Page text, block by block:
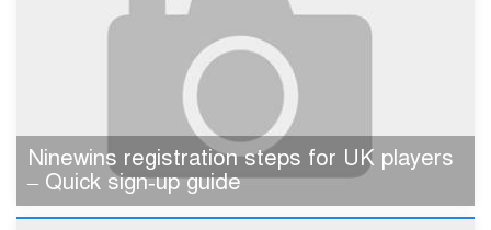
Ninewins registration steps for UK players
– Quick sign‑up guide